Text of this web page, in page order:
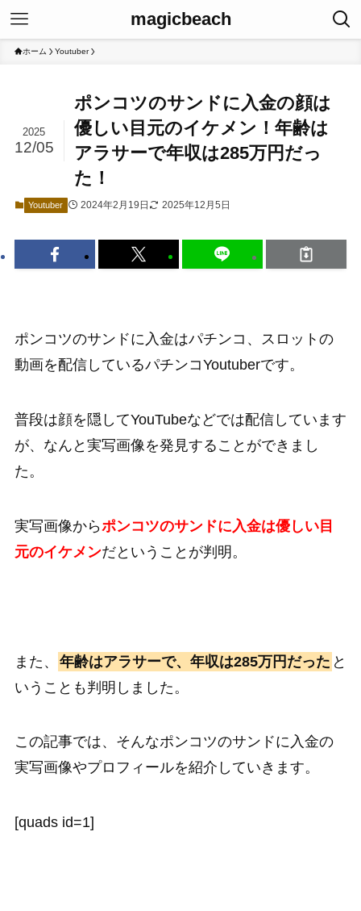
magicbeach
ホーム Youtuber
ポンコツのサンドに入金の顔は
優しい目元のイケメン！年齢は
アラサーで年収は285万円だっ
た！
2025
12/05
Youtuber 2024年2月19日 2025年12月5日
ポンコツのサンドに入金はパチンコ、スロットの
動画を配信しているパチンコYoutuberです。
普段は顔を隠してYouTubeなどでは配信しています
が、なんと実写画像を発見することができまし
た。
実写画像からポンコツのサンドに入金は優しい目
元のイケメンだということが判明。
また、 年齢はアラサーで、年収は285万円だった と
いうことも判明しました。
この記事では、そんなポンコツのサンドに入金の
実写画像やプロフィールを紹介していきます。
[quads id=1]